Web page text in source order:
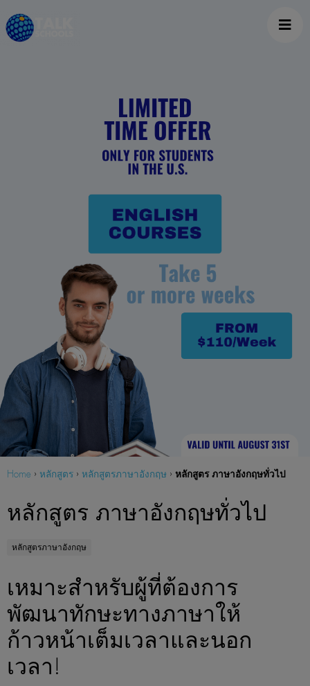
Home › หลักสูตร › หลักสูตรภาษาอังกฤษ › หลักสูตร ภาษาอังกฤษทั่วไป
หลักสูตร ภาษาอังกฤษทั่วไป
หลักสูตรภาษาอังกฤษ
เหมาะสำหรับผู้ที่ต้องการ
พัฒนาทักษะทางภาษาให้
ก้าวหน้าเต็มเวลาและนอก
เวลา!